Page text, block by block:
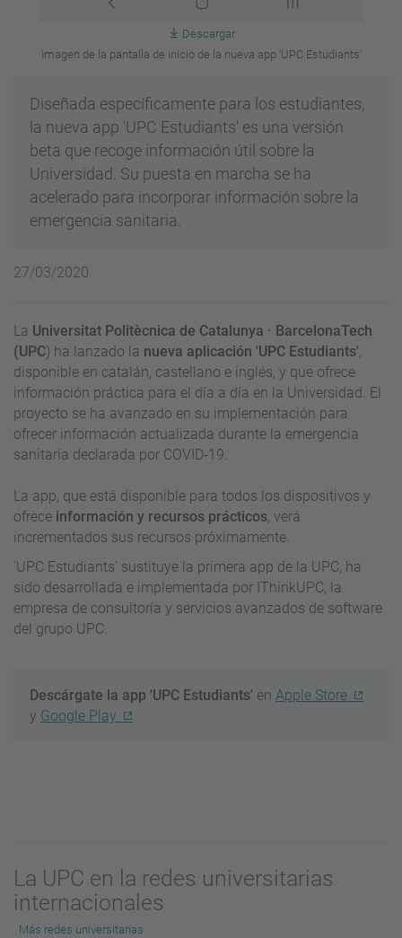
Descargar
Imagen de la pantalla de inicio de la nueva app 'UPC Estudiants'
Diseñada específicamente para los estudiantes,
la nueva app 'UPC Estudiants' es una versión
beta que recoge información útil sobre la
Universidad. Su puesta en marcha se ha
acelerado para incorporar información sobre la
emergencia sanitaria.
27/03/2020
La Universitat Politècnica de Catalunya · BarcelonaTech
(UPC) ha lanzado la nueva aplicación 'UPC Estudiants',
disponible en catalán, castellano e inglés, y que ofrece
información práctica para el día a día en la Universidad. El
proyecto se ha avanzado en su implementación para
ofrecer información actualizada durante la emergencia
sanitaria declarada por COVID-19.
La app, que está disponible para todos los dispositivos y
ofrece información y recursos prácticos, verá
incrementados sus recursos próximamente.
'UPC Estudiants' sustituye la primera app de la UPC, ha
sido desarrollada e implementada por IThinkUPC, la
empresa de consultoría y servicios avanzados de software
del grupo UPC.
Descárgate la app 'UPC Estudiants' en Apple Store
y Google Play .
La UPC en la redes universitarias
internacionales
Más redes universitarias